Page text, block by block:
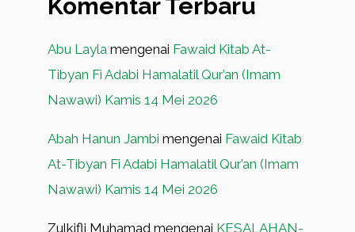
Komentar Terbaru
Abu Layla mengenai Fawaid Kitab At-
Tibyan Fi Adabi Hamalatil Qur’an (Imam
Nawawi) Kamis 14 Mei 2026
Abah Hanun Jambi mengenai Fawaid Kitab
At-Tibyan Fi Adabi Hamalatil Qur’an (Imam
Nawawi) Kamis 14 Mei 2026
Zulkifli Muhamad mengenai KESALAHAN-